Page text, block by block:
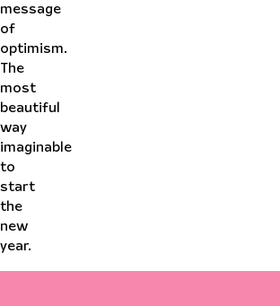
message
of
optimism.
The
most
beautiful
way
imaginable
to
start
the
new
year.